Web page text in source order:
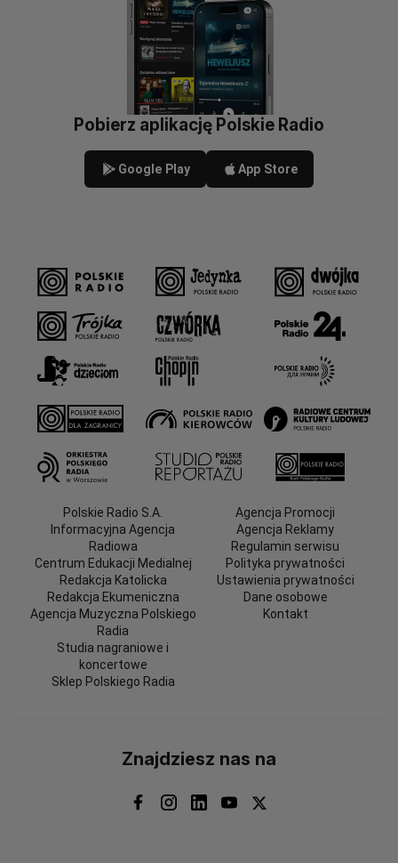
Pobierz aplikację Polskie Radio
Google Play App Store
Polskie Radio S.A.
Informacyjna Agencja
Radiowa
Centrum Edukacji Medialnej
Redakcja Katolicka
Redakcja Ekumeniczna
Agencja Muzyczna Polskiego
Radia
Studia nagraniowe i
koncertowe
Sklep Polskiego Radia
Agencja Promocji
Agencja Reklamy
Regulamin serwisu
Polityka prywatności
Ustawienia prywatności
Dane osobowe
Kontakt
Znajdziesz nas na